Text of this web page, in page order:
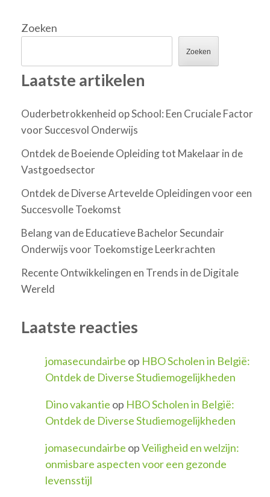
Zoeken
Zoeken
Laatste artikelen
Ouderbetrokkenheid op School: Een Cruciale Factor
voor Succesvol Onderwijs
Ontdek de Boeiende Opleiding tot Makelaar in de
Vastgoedsector
Ontdek de Diverse Artevelde Opleidingen voor een
Succesvolle Toekomst
Belang van de Educatieve Bachelor Secundair
Onderwijs voor Toekomstige Leerkrachten
Recente Ontwikkelingen en Trends in de Digitale
Wereld
Laatste reacties
jomasecundairbe op HBO Scholen in België:
Ontdek de Diverse Studiemogelijkheden
Dino vakantie op HBO Scholen in België:
Ontdek de Diverse Studiemogelijkheden
jomasecundairbe opVeiligheid en welzijn:
onmisbare aspecten voor een gezonde
levensstijl